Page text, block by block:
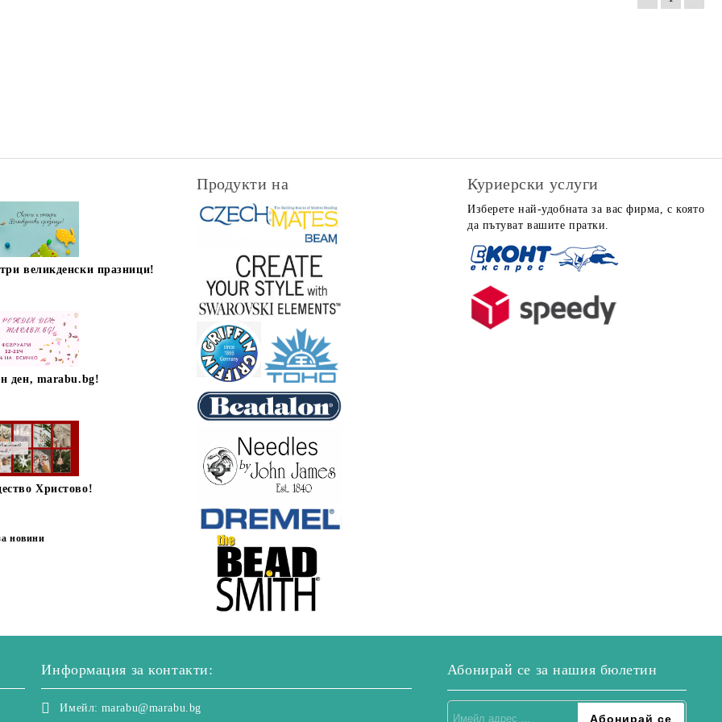
великденски празници!
ден, marabu.bg!
Христово!
новини
Продукти на Куриерски услуги
Изберете най-удобната за вас фирма, с която
да пътуват вашите пратки.
Информация за контакти:
Имейл: marabu@marabu.bg
Абонирай се за нашия бюлетин